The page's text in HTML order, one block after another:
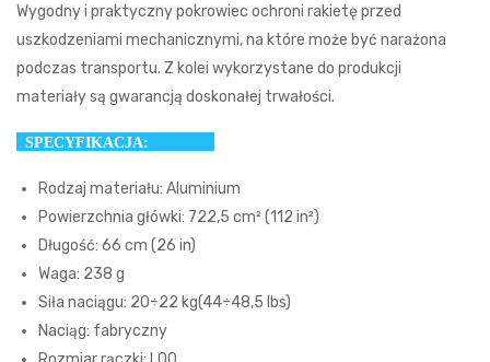
Wygodny i praktyczny pokrowiec ochroni rakietę przed
uszkodzeniami mechanicznymi, na które może być narażona
podczas transportu. Z kolei wykorzystane do produkcji
materiały są gwarancją doskonałej trwałości.
SPECYFIKACJA:
Rodzaj materiału: Aluminium
Powierzchnia główki: 722,5 cm² (112 in²)
Długość: 66 cm (26 in)
Waga: 238 g
Siła naciągu: 20÷22 kg(44÷48,5 lbs)
Naciąg: fabryczny